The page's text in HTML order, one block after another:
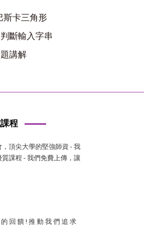
斯卡三角形
斷輸入字串
講解
程
頂尖大學的堅強師資 - 我
課程 - 我們免費上傳，讓
回 饋 ! 推 動 我 們 追 求